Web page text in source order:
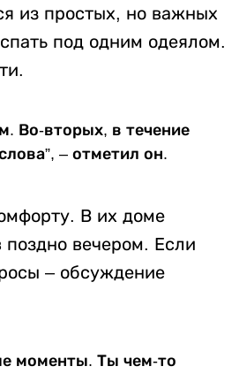
из простых, но важных
под одним одеялом.
Во-вторых, в течение
– отметил он.
В их доме
поздно вечером. Если
– обсуждение
моменты. Ты чем-то